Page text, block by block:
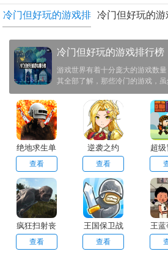
冷门但好玩的游戏排 冷门但好玩的游
冷门但好玩的游戏排行榜
游戏世界有着十分庞大的游戏数
其全部了解，那些冷门的游戏，
但好玩的游戏推荐给大家，感兴
绝地求生单
机版
查看
逆袭之约
查看
超
疯狂扫射丧
尸生存
查看
王国保卫战
查看
王蓝